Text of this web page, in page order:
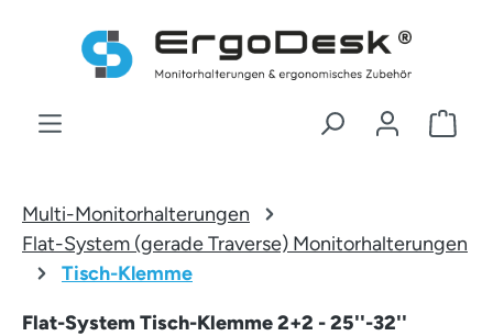
Zum Hauptinhalt springen
Multi-Monitorhalterungen
Flat-System (gerade Traverse) Monitorhalterungen
Tisch-Klemme
Flat-System Tisch-Klemme 2+2 - 25''-32''